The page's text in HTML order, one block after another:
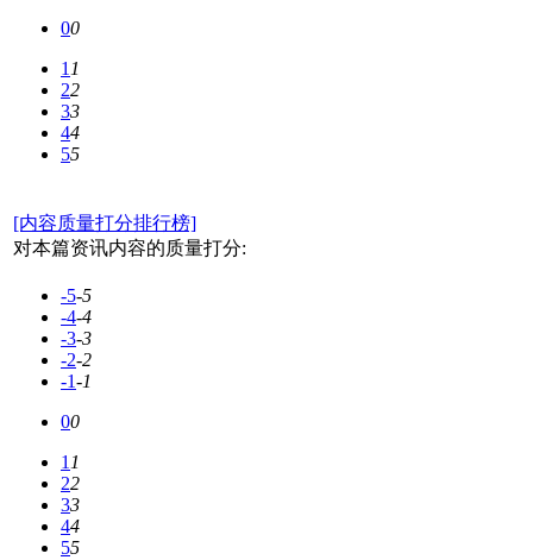
00
11
22
33
44
55
[内容质量打分排行榜]
对本篇资讯内容的质量打分:
-5-5
-4-4
-3-3
-2-2
-1-1
00
11
22
33
44
55